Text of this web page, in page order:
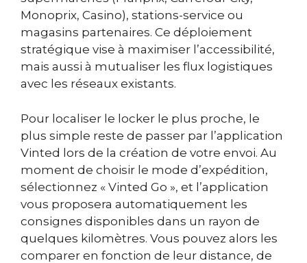
Monoprix, Casino), stations-service ou
magasins partenaires. Ce déploiement
stratégique vise à maximiser l’accessibilité,
mais aussi à mutualiser les flux logistiques
avec les réseaux existants.
Pour localiser le locker le plus proche, le
plus simple reste de passer par l’application
Vinted lors de la création de votre envoi. Au
moment de choisir le mode d’expédition,
sélectionnez « Vinted Go », et l’application
vous proposera automatiquement les
consignes disponibles dans un rayon de
quelques kilomètres. Vous pouvez alors les
comparer en fonction de leur distance, de